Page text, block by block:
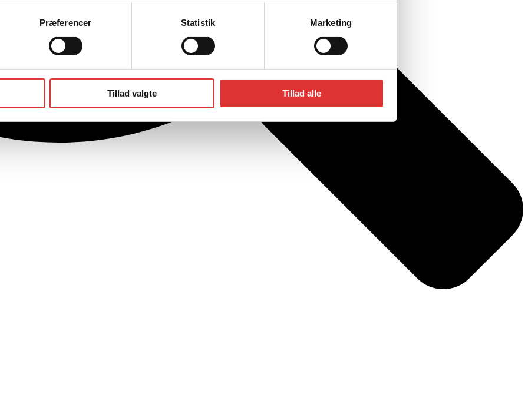
Præferencer Statistik Marketing
Tillad valgte Tillad alle